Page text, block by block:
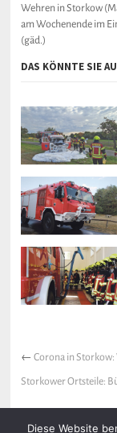
Wehren in Storkow
am Wochenende im
(gäd.)
DAS KÖNNTE SIE
←Corona in
Storkower Ortsteile:
Diese Website